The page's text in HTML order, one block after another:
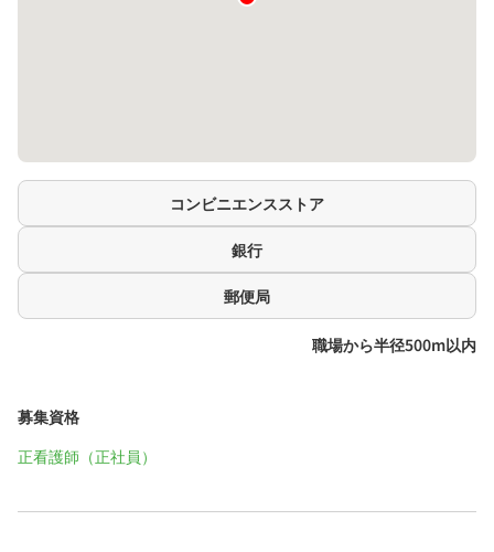
コンビニエンスストア
銀行
郵便局
職場から半径500m以内
募集資格
正看護師（正社員）